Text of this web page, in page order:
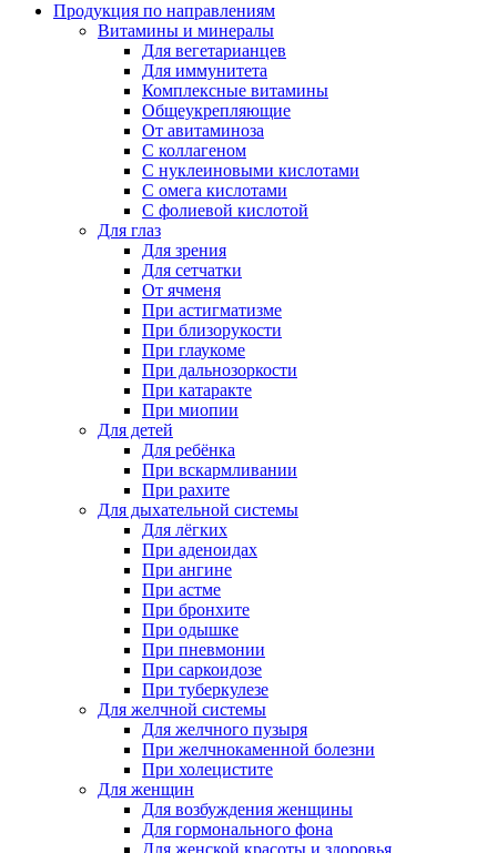
Продукция по направлениям
Витамины и минералы
Для вегетарианцев
Для иммунитета
Комплексные витамины
Общеукрепляющие
От авитаминоза
С коллагеном
С нуклеиновыми кислотами
С омега кислотами
С фолиевой кислотой
Для глаз
Для зрения
Для сетчатки
От ячменя
При астигматизме
При близорукости
При глаукоме
При дальнозоркости
При катаракте
При миопии
Для детей
Для ребёнка
При вскармливании
При рахите
Для дыхательной системы
Для лёгких
При аденоидах
При ангине
При астме
При бронхите
При одышке
При пневмонии
При саркоидозе
При туберкулезе
Для желчной системы
Для желчного пузыря
При желчнокаменной болезни
При холецистите
Для женщин
Для возбуждения женщины
Для гормонального фона
Для женской красоты и здоровья